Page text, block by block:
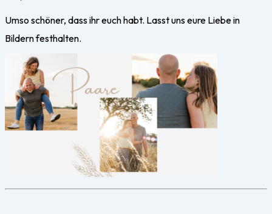
Umso schöner, dass ihr euch habt. Lasst uns eure Liebe in
Bildern festhalten.